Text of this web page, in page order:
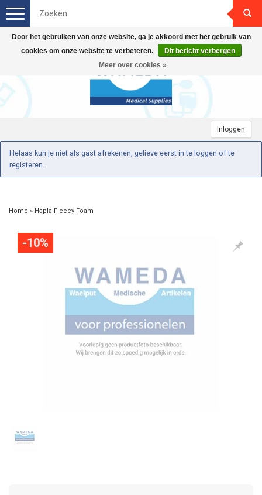
Inloggen
Toggle
Helaas kun je niet als gast afrekenen, gelieve eerst in te loggen of te
registeren.
Home » Hapla Fleecy Foam
-10%
Door het gebruiken van onze website, ga je akkoord met het gebruik van
cookies om onze website te verbeteren.
Dit bericht verbergen
Meer over cookies »